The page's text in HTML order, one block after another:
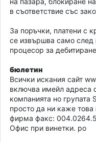
в съответствие със
За поръчки, платени с
се извършва само
процесор за
бюлетин
Всички искания сайт
включва имейл адреса
компанията но групата
просто да ни каже
фирма факс:
Офис при винетки. ро